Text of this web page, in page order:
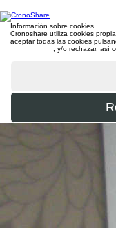
Información sobre cookies
Cronoshare utiliza cookies
aceptar todas las cookies
, y/o rechazar, así